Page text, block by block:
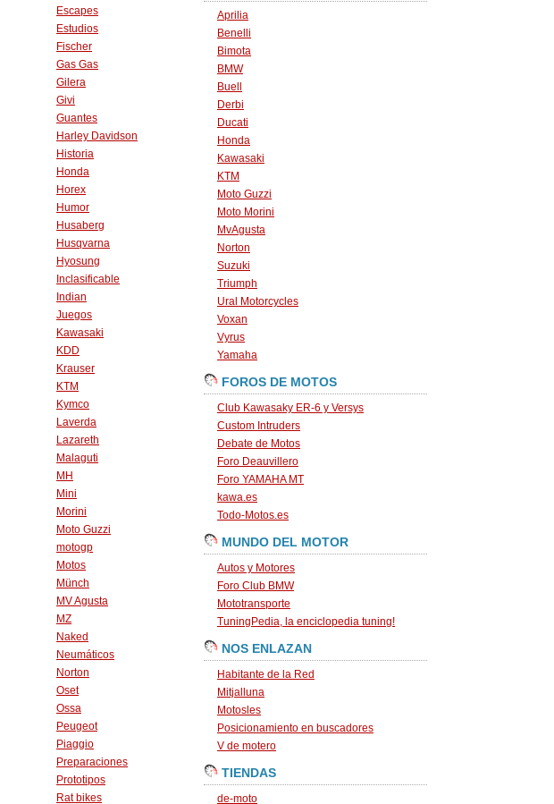
Escapes
Estudios
Fischer
Gas Gas
Gilera
Givi
Guantes
Harley Davidson
Historia
Honda
Horex
Humor
Husaberg
Husqvarna
Hyosung
Inclasificable
Indian
Juegos
Kawasaki
KDD
Krauser
KTM
Kymco
Laverda
Lazareth
Malaguti
MH
Mini
Morini
Moto Guzzi
motogp
Motos
Münch
MV Agusta
MZ
Naked
Neumáticos
Norton
Oset
Ossa
Peugeot
Piaggio
Preparaciones
Prototipos
Rat bikes
Aprilia
Benelli
Bimota
BMW
Buell
Derbi
Ducati
Honda
Kawasaki
KTM
Moto Guzzi
Moto Morini
MvAgusta
Norton
Suzuki
Triumph
Ural Motorcycles
Voxan
Vyrus
Yamaha
FOROS DE MOTOS
Club Kawasaky ER-6 y Versys
Custom Intruders
Debate de Motos
Foro Deauvillero
Foro YAMAHA MT
kawa.es
Todo-Motos.es
MUNDO DEL MOTOR
Autos y Motores
Foro Club BMW
Mototransporte
TuningPedia, la enciclopedia tuning!
NOS ENLAZAN
Habitante de la Red
Mitjalluna
Motosles
Posicionamiento en buscadores
V de motero
TIENDAS
de-moto